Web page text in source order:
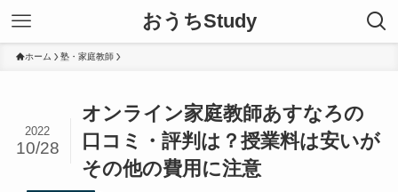
おうちStudy
ホーム 塾・家庭教師
オンライン家庭教師あすなろの
口コミ・評判は？授業料は安いが
その他の費用に注意
2022
10/28